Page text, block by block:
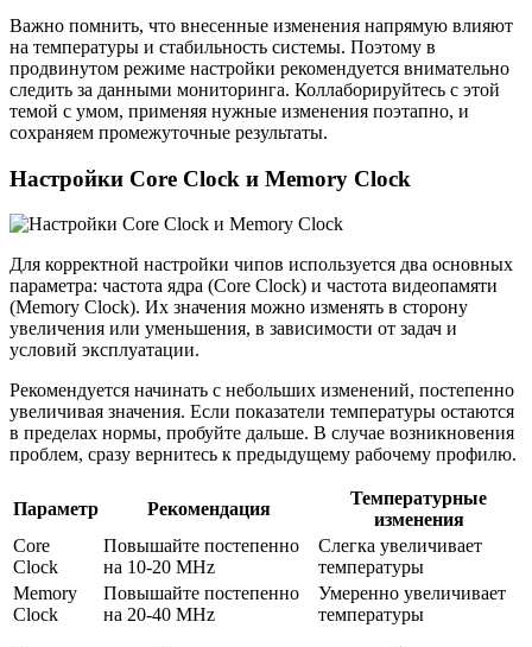
Важно помнить, что внесенные изменения напрямую влияют
на температуры и стабильность системы. Поэтому в
продвинутом режиме настройки рекомендуется внимательно
следить за данными мониторинга. Коллаборируйтесь с этой
темой с умом, применяя нужные изменения поэтапно, и
сохраняем промежуточные результаты.
Настройки Core Clock и Memory Clock
Для корректной настройки чипов используется два основных
параметра: частота ядра (Core Clock) и частота видеопамяти
(Memory Clock). Их значения можно изменять в сторону
увеличения или уменьшения, в зависимости от задач и
условий эксплуатации.
Рекомендуется начинать с небольших изменений, постепенно
увеличивая значения. Если показатели температуры остаются
в пределах нормы, пробуйте дальше. В случае возникновения
проблем, сразу вернитесь к предыдущему рабочему профилю.
Параметр Рекомендация
Температурные
изменения
Core
Clock
Повышайте постепенно
на 10-20 MHz
Слегка увеличивает
температуры
Memory
Clock
Повышайте постепенно
на 20-40 MHz
Умеренно увеличивает
температуры